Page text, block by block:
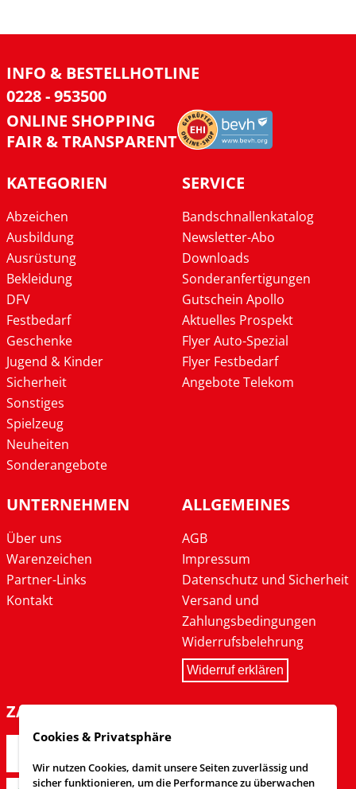
INFO & BESTELLHOTLINE
0228 - 953500
ONLINE SHOPPING
FAIR & TRANSPARENT
KATEGORIEN
Abzeichen
Ausbildung
Ausrüstung
Bekleidung
DFV
Festbedarf
Geschenke
Jugend & Kinder
Sicherheit
Sonstiges
Spielzeug
Neuheiten
Sonderangebote
SERVICE
Bandschnallenkatalog
Newsletter-Abo
Downloads
Sonderanfertigungen
Gutschein Apollo
Aktuelles Prospekt
Flyer Auto-Spezial
Flyer Festbedarf
Angebote Telekom
UNTERNEHMEN
Über uns
Warenzeichen
Partner-Links
Kontakt
ALLGEMEINES
AGB
Impressum
Datenschutz und Sicherheit
Versand und
Zahlungsbedingungen
Widerrufsbelehrung
Widerruf erklären
ZAHLARTEN
Cookies & Privatsphäre
Wir nutzen Cookies, damit unsere Seiten zuverlässig und
sicher funktionieren, um die Performance zu überwachen